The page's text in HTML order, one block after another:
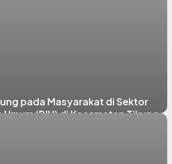
pada Masyarakat di Sektor
(PJU) di Kecamatan Tikung,